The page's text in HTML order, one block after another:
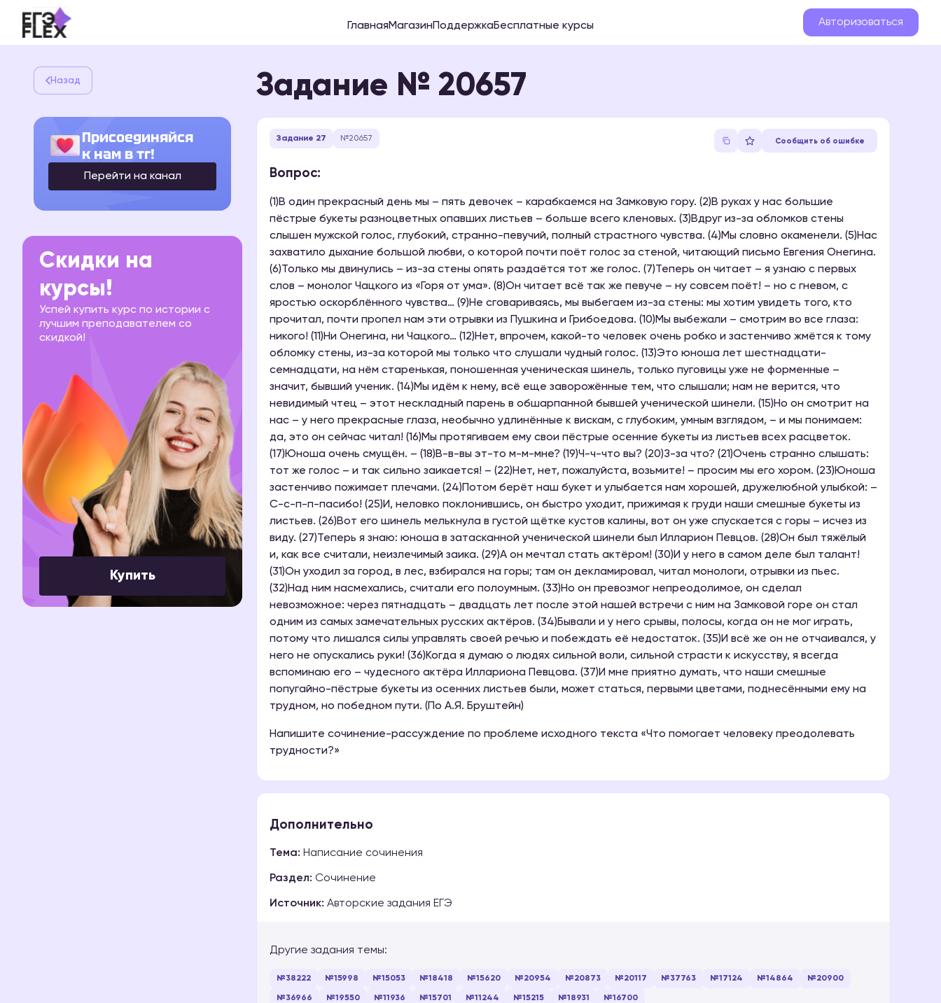
ГлавнаяМагазинПоддержкаБесплатные курсы Авторизоваться
Назад Задание № 20657
Присоединяйся
к нам в тг!
Перейти на канал
Задание 27 №20657 Сообщить об ошибке
Вопрос:
(1)В один прекрасный день мы – пять девочек – карабкаемся на Замковую гору. (2)В руках у нас большие
пёстрые букеты разноцветных опавших листьев – больше всего кленовых. (3)Вдруг из-за обломков стены
слышен мужской голос, глубокий, странно-певучий, полный страстного чувства. (4)Мы словно окаменели. (5)Нас
захватило дыхание большой любви, о которой почти поёт голос за стеной, читающий письмо Евгения Онегина.
(6)Только мы двинулись – из-за стены опять раздаётся тот же голос. (7)Теперь он читает – я узнаю с первых
слов – монолог Чацкого из «Горя от ума». (8)Он читает всё так же певуче – ну совсем поёт! – но с гневом, с
яростью оскорблённого чувства… (9)Не сговариваясь, мы выбегаем из-за стены: мы хотим увидеть того, кто
прочитал, почти пропел нам эти отрывки из Пушкина и Грибоедова. (10)Мы выбежали – смотрим во все глаза:
никого! (11)Ни Онегина, ни Чацкого… (12)Нет, впрочем, какой-то человек очень робко и застенчиво жмётся к тому
обломку стены, из-за которой мы только что слушали чудный голос. (13)Это юноша лет шестнадцати-
семнадцати, на нём старенькая, поношенная ученическая шинель, только пуговицы уже не форменные –
значит, бывший ученик. (14)Мы идём к нему, всё еще заворожённые тем, что слышали; нам не верится, что
невидимый чтец – этот нескладный парень в обшарпанной бывшей ученической шинели. (15)Но он смотрит на
нас – у него прекрасные глаза, необычно удлинённые к вискам, с глубоким, умным взглядом, – и мы понимаем:
да, это он сейчас читал! (16)Мы протягиваем ему свои пёстрые осенние букеты из листьев всех расцветок.
(17)Юноша очень смущён. – (18)В-в-вы эт-то м-м-мне? (19)Ч-ч-что вы? (20)З-за что? (21)Очень странно слышать:
тот же голос – и так сильно заикается! – (22)Нет, нет, пожалуйста, возьмите! – просим мы его хором. (23)Юноша
застенчиво пожимает плечами. (24)Потом берёт наш букет и улыбается нам хорошей, дружелюбной улыбкой: –
С-с-п-п-пасибо! (25)И, неловко поклонившись, он быстро уходит, прижимая к груди наши смешные букеты из
листьев. (26)Вот его шинель мелькнула в густой щётке кустов калины, вот он уже спускается с горы – исчез из
виду. (27)Теперь я знаю: юноша в затасканной ученической шинели был Илларион Певцов. (28)Он был тяжёлый
и, как все считали, неизлечимый заика. (29)А он мечтал стать актёром! (30)И у него в самом деле был талант!
(31)Он уходил за город, в лес, взбирался на горы; там он декламировал, читал монологи, отрывки из пьес.
(32)Над ним насмехались, считали его полоумным. (33)Но он превозмог непреодолимое, он сделал
невозможное: через пятнадцать – двадцать лет после этой нашей встречи с ним на Замковой горе он стал
одним из самых замечательных русских актёров. (34)Бывали и у него срывы, полосы, когда он не мог играть,
потому что лишался силы управлять своей речью и побеждать её недостаток. (35)И всё же он не отчаивался, у
него не опускались руки! (36)Когда я думаю о людях сильной воли, сильной страсти к искусству, я всегда
вспоминаю его – чудесного актёра Иллариона Певцова. (37)И мне приятно думать, что наши смешные
попугайно-пёстрые букеты из осенних листьев были, может статься, первыми цветами, поднесёнными ему на
трудном, но победном пути. (По А.Я. Бруштейн)
Напишите сочинение-рассуждение по проблеме исходного текста «Что помогает человеку преодолевать
трудности?»
Дополнительно
Тема: Написание сочинения
Раздел: Сочинение
Источник: Авторские задания ЕГЭ
Другие задания темы:
№38222 №15998 №15053 №18418 №15620 №20954 №20873 №20117 №37763 №17124 №14864 №20900
№36966 №19550 №11936 №15701 №11244 №15215 №18931 №16700
Скидки на
курсы!
Успей купить курс по истории с
лучшим преподавателем со
скидкой!
Купить